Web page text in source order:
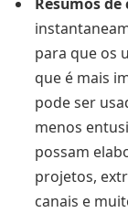
para que os
que é mais
pode ser
menos
possam
projetos,
canais e